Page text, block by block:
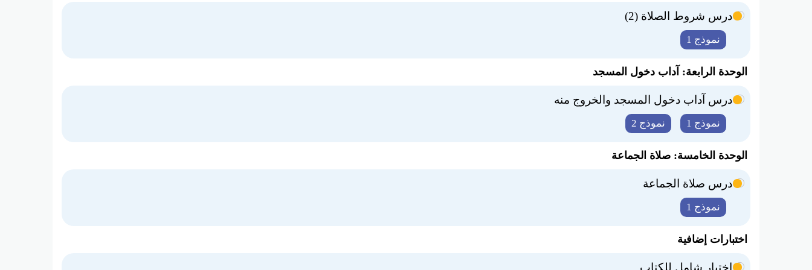
درس شروط الصلاة (2)
نموذج 1
الوحدة الرابعة: آداب دخول المسجد
درس آداب دخول المسجد والخروج منه
نموذج 1 نموذج 2
الوحدة الخامسة: صلاة الجماعة
درس صلاة الجماعة
نموذج 1
اختبارات إضافية
اختبار شامل للكتاب